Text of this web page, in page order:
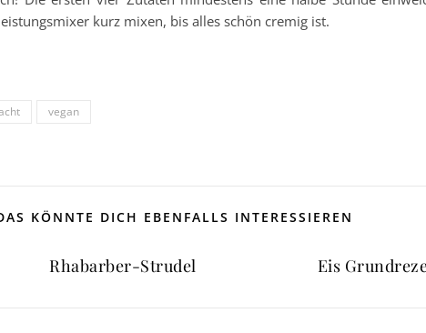
kurz mixen, bis alles schön cremig ist.
vegan
KÖNNTE DICH EBENFALLS INTERESSIEREN
Rhabarber-Strudel Eis